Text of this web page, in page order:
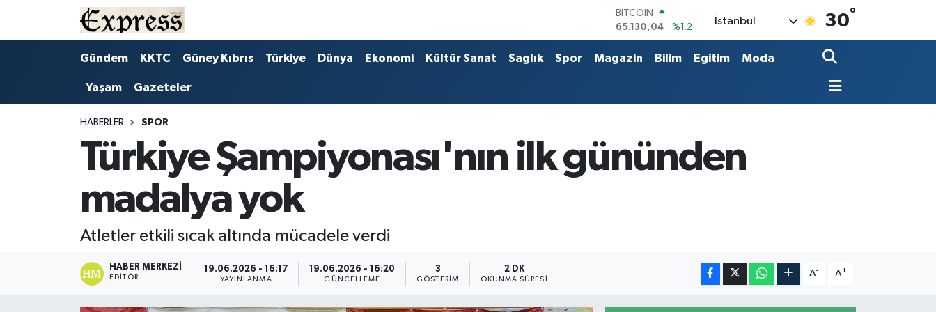
DOLAR
47,7106
%0.17
55,1652
%0.27
13.773
İstanbul 30°
Gündem KKTC Güney Kıbrıs Türkiye Dünya Ekonomi Kültür Sanat Sağlık Spor Magazin Bilim Eğitim Moda
Yaşam Gazeteler
HABERLER SPOR
Türkiye Şampiyonası'nın ilk gününden
madalya yok
Atletler etkili sıcak altında mücadele verdi
HABER MERKEZI
EDITÖR
19.06.2026 - 16:17
YAYINLANMA
19.06.2026 - 16:20
GÜNCELLEME
3
GÖSTERIM
2 DK
OKUNMA SÜRESI
A- A+
ALAYKÖY
ALSANCAK
EKONOMİ
Hava Durumu
Trafik Durumu
Süper Lig Puan Durumu ve Fikstür
Tüm Manşetler
Son Dakika Haberleri
Haber Arşivi